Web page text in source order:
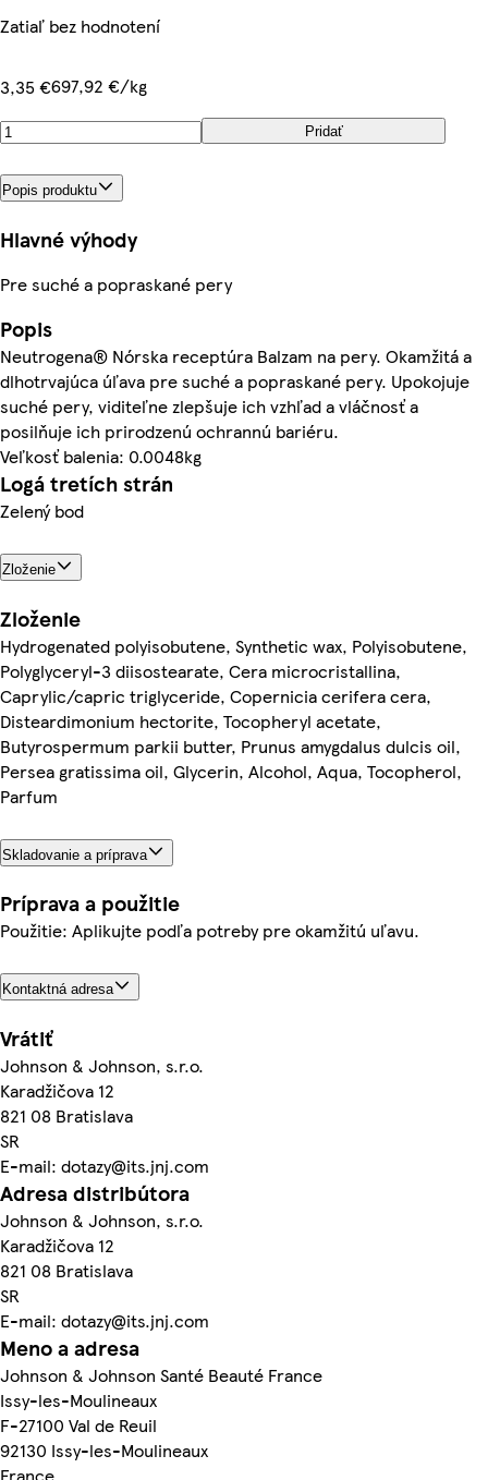
Zatiaľ bez hodnotení
3,35 €697,92 €/kg
Pridať
Popis produktu
Hlavné výhody
Pre suché a popraskané pery
Popis
Neutrogena® Nórska receptúra Balzam na pery. Okamžitá a
dlhotrvajúca úľava pre suché a popraskané pery. Upokojuje
suché pery, viditeľne zlepšuje ich vzhľad a vláčnosť a
posilňuje ich prirodzenú ochrannú bariéru.
Veľkosť balenia: 0.0048kg
Logá tretích strán
Zelený bod
Zloženie
Zloženie
Hydrogenated polyisobutene, Synthetic wax, Polyisobutene,
Polyglyceryl-3 diisostearate, Cera microcristallina,
Caprylic/capric triglyceride, Copernicia cerifera cera,
Disteardimonium hectorite, Tocopheryl acetate,
Butyrospermum parkii butter, Prunus amygdalus dulcis oil,
Persea gratissima oil, Glycerin, Alcohol, Aqua, Tocopherol,
Parfum
Skladovanie a príprava
Príprava a použitie
Použitie: Aplikujte podľa potreby pre okamžitú uľavu.
Kontaktná adresa
Vrátiť
Johnson & Johnson, s.r.o.
Karadžičova 12
821 08 Bratislava
SR
E-mail: dotazy@its.jnj.com
Adresa distribútora
Johnson & Johnson, s.r.o.
Karadžičova 12
821 08 Bratislava
SR
E-mail: dotazy@its.jnj.com
Meno a adresa
Johnson & Johnson Santé Beauté France
Issy-les-Moulineaux
F-27100 Val de Reuil
92130 Issy-les-Moulineaux